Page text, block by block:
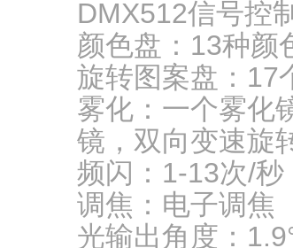
DMX512信号控制
颜色盘：13种颜
旋转图案盘：17
雾化：一个雾化
镜，双向变速旋
频闪：1-13次/秒
调焦：电子调焦
光输出角度：